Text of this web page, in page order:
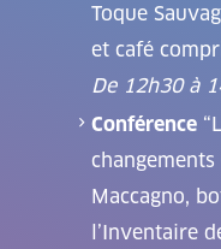
Toque
et café
De 12h30 à
Conférence
Maccagno,
l’Inventaire